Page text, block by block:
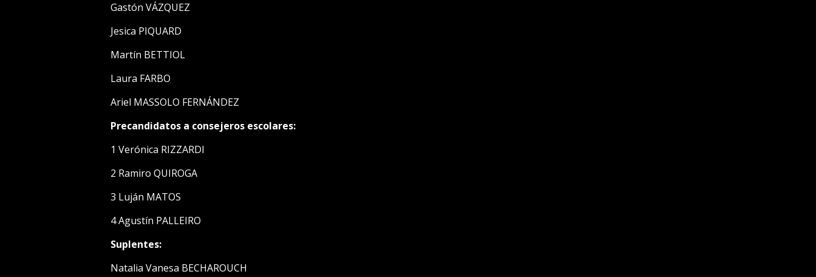
Gastón VÁZQUEZ
Jesica PIQUARD
Martín BETTIOL
Laura FARBO
Ariel MASSOLO FERNÁNDEZ
Precandidatos a consejeros escolares:
1 Verónica RIZZARDI
2 Ramiro QUIROGA
3 Luján MATOS
4 Agustín PALLEIRO
Suplentes:
Natalia Vanesa BECHAROUCH